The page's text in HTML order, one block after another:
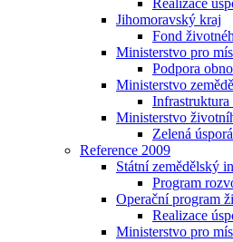
Realizace
Jihomoravský kraj
Fond
Ministerstvo pro
Podpora
Ministerstvo
Ministerstvo
Zelená
Reference 2009
Státní zemědělský
Program
Operační program
Realizace
Ministerstvo pro